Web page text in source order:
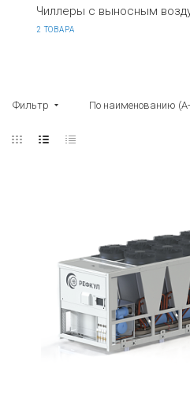
Чиллеры с выносным
2 ТОВАРА
Фильтр По наименованию